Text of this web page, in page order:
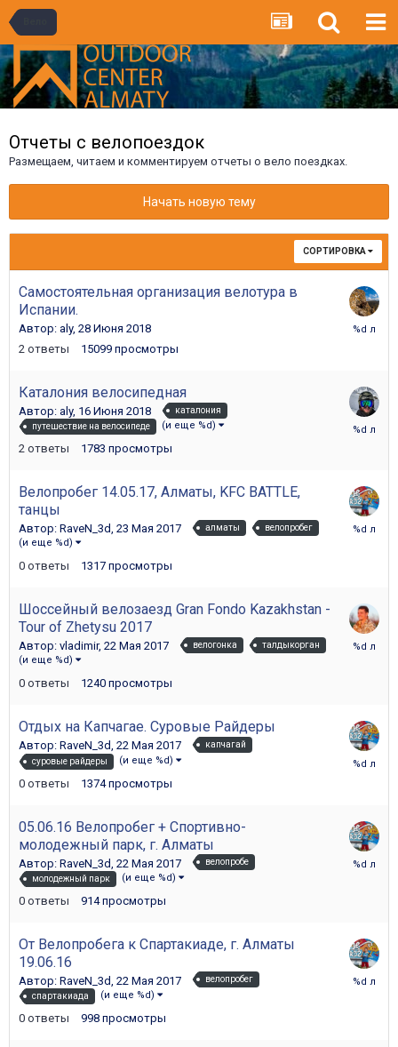
Отчеты с велопоездок
Размещаем, читаем и комментируем отчеты о вело поездках.
Начать новую тему
СОРТИРОВКА
Самостоятельная организация велотура в
Испании.
Автор: aly, 28 Июня 2018
2 ответы 15099 просмотры
2
Каталония велосипедная
Автор: aly, 16 Июня 2018
каталония
путешествие на велосипеде
(и еще %d)
2 ответы 1783 просмотры
28
Велопробег 14.05.17, Алматы, KFC BATTLE,
танцы
Автор: RaveN_3d, 23 Мая 2017 алматы велопробег
(и еще %d)
0 ответы 1317 просмотры
23
Шоссейный велозаезд Gran Fondo Kazakhstan -
Tour of Zhetysu 2017
Автор: vladimir, 22 Мая 2017 велогонка талдыкорган
(и еще %d)
0 ответы 1240 просмотры
22
Отдых на Капчагае. Суровые Райдеры
Автор: RaveN_3d, 22 Мая 2017
капчагай
суровые райдеры
(и еще %d)
0 ответы 1374 просмотры
22
05.06.16 Велопробег + Спортивно-
молодежный парк, г. Алматы
Автор: RaveN_3d 22 Мая 2017
велопробе
молодежный парк
(и еще %d)
0 ответы 914 просмотры
22
От Велопробега к Спартакиаде, г. Алматы
19.06.16
Автор: RaveN_3d 22 Мая 2017
велопробег
спартакиада
(и еще %d)
0 ответы 998 просмотры
22